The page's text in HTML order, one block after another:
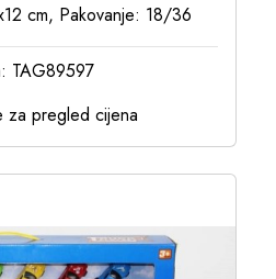
cm, Pakovanje: 18/36
TAG89597
za pregled cijena